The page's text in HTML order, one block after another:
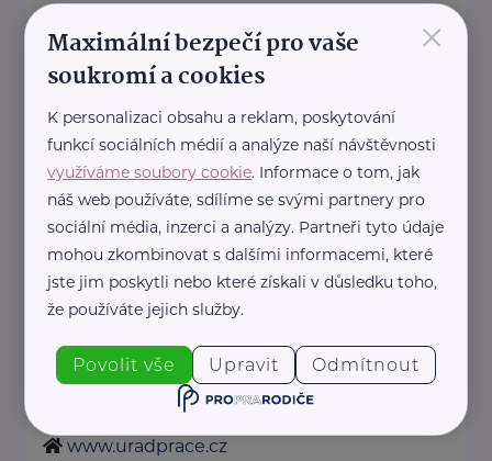
právní poradentství pro seniory
po celé ČR.
Vydáváme časopis Doba seniorů.
Akreditované poradny RS ...
https://www.rscr.cz/
+420 222 560 136
rscr@rscr.cz
Úřad práce České republiky
Pro výběr konkrétní pobočky klikněte zde
www.uradprace.cz
×
Maximální bezpečí pro vaše
soukromí a cookies
K personalizaci obsahu a reklam, poskytování
funkcí sociálních médií a analýze naší návštěvnosti
využíváme soubory cookie. Informace o tom, jak
náš web používáte, sdílíme se svými partnery pro
sociální média, inzerci a analýzy. Partneři tyto údaje
mohou zkombinovat s dalšími informacemi, které
jste jim poskytli nebo které získali v důsledku toho,
že používáte jejich služby.
Povolit vše Upravit Odmítnout